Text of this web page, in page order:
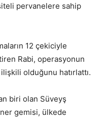
pervanelere sahip
12 çekiciyle
Rabi, operasyonun
olduğunu hatırlattı.
biri olan Süveyş
gemisi, ülkede